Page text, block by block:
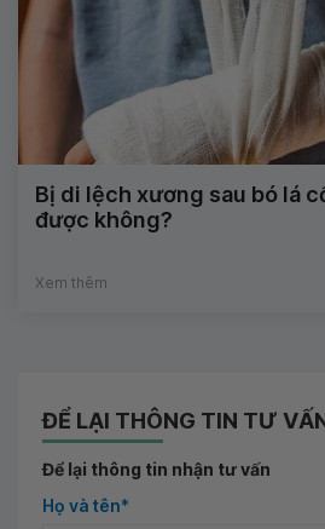
Bị di lệch xương sau bó lá
được không?
Xem thêm
ĐỂ LẠI THÔNG TIN TƯ
Để lại thông tin nhận tư vấn
Họ và tên*